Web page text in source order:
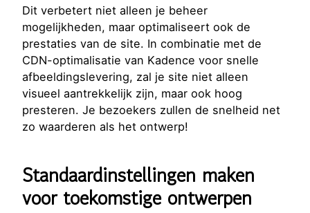
Dit verbetert niet alleen je beheer
mogelijkheden, maar optimaliseert ook de
prestaties van de site. In combinatie met de
CDN-optimalisatie van Kadence voor snelle
afbeeldingslevering, zal je site niet alleen
visueel aantrekkelijk zijn, maar ook hoog
presteren. Je bezoekers zullen de snelheid net
zo waarderen als het ontwerp!
Standaardinstellingen maken
voor toekomstige ontwerpen